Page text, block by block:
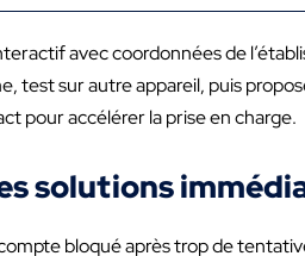
avec coordonnées de
test sur autre appareil, puis
pour accélérer la prise en charge.
solutions
bloqué après trop de